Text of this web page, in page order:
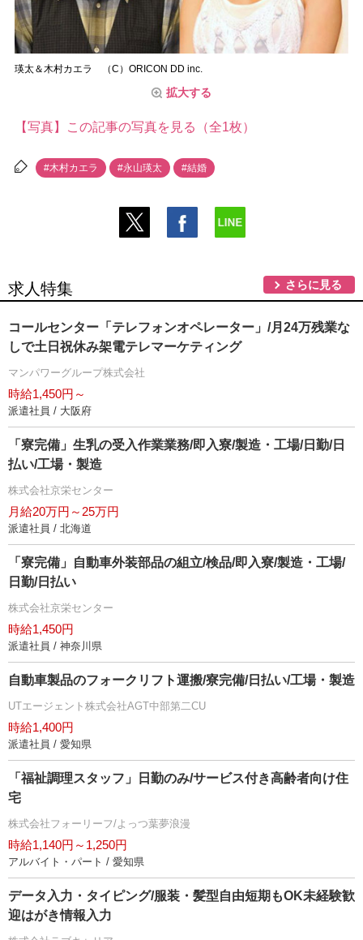
瑛太＆木村カエラ （C）ORICON DD inc.
拡大する
【写真】この記事の写真を見る（全1枚）
#木村カエラ #永山瑛太 #結婚
求人特集 さらに見る
コールセンター「テレフォンオペレーター」/月24万残業な
しで土日祝休み架電テレマーケティング
マンパワーグループ株式会社
時給1,450円～
派遣社員 / 大阪府
「寮完備」生乳の受入作業業務/即入寮/製造・工場/日勤/日
払い/工場・製造
株式会社京栄センター
月給20万円～25万円
派遣社員 / 北海道
「寮完備」自動車外装部品の組立/検品/即入寮/製造・工場/
日勤/日払い
株式会社京栄センター
時給1,450円
派遣社員 / 神奈川県
自動車製品のフォークリフト運搬/寮完備/日払い/工場・製造
UTエージェント株式会社AGT中部第二CU
時給1,400円
派遣社員 / 愛知県
「福祉調理スタッフ」日勤のみ/サービス付き高齢者向け住
宅
株式会社フォーリーフ/よっつ葉夢浪漫
時給1,140円～1,250円
アルバイト・パート / 愛知県
データ入力・タイピング/服装・髪型自由短期もOK未経験歓
迎はがき情報入力